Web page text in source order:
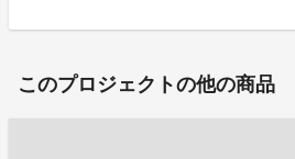
このプロジェクトの他の商品